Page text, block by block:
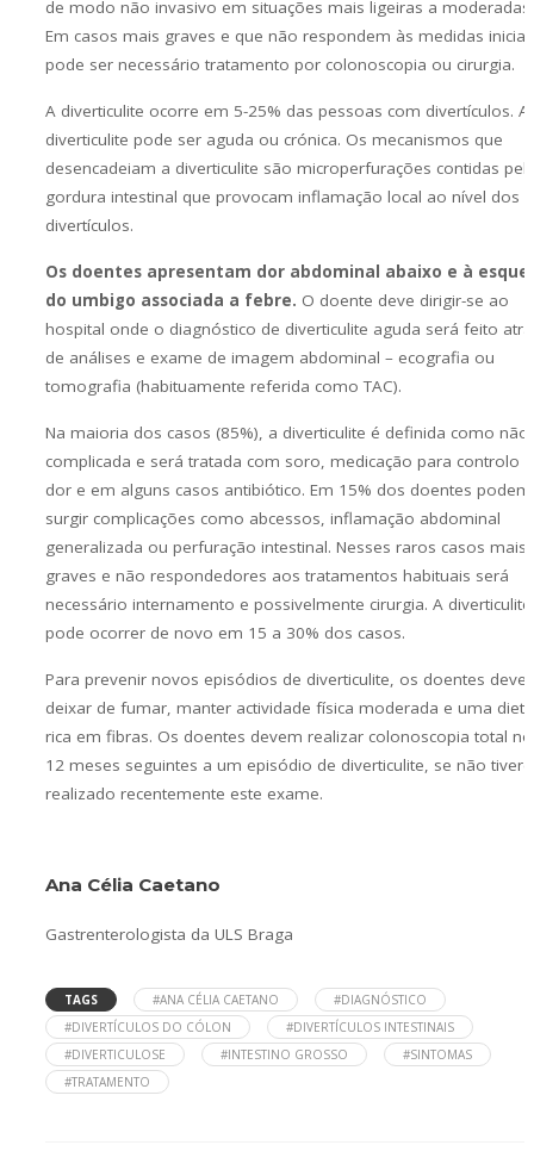
de modo não invasivo em situações mais ligeiras a moderadas.
Em casos mais graves e que não respondem às medidas
pode ser necessário tratamento por colonoscopia ou cirurgia.
A diverticulite ocorre em 5-25% das pessoas com divertículos. A
diverticulite pode ser aguda ou crónica. Os mecanismos que
desencadeiam a diverticulite são microperfurações contidas
gordura intestinal que provocam inflamação local ao nível dos
divertículos.
Os doentes apresentam dor abdominal abaixo e à
do umbigo associada a febre. O doente deve dirigir-se ao
hospital onde o diagnóstico de diverticulite aguda será feito
de análises e exame de imagem abdominal – ecografia ou
tomografia (habituamente referida como TAC).
Na maioria dos casos (85%), a diverticulite é definida como não
complicada e será tratada com soro, medicação para controlo
dor e em alguns casos antibiótico. Em 15% dos doentes podem
surgir complicações como abcessos, inflamação abdominal
generalizada ou perfuração intestinal. Nesses raros casos mais
graves e não respondedores aos tratamentos habituais será
necessário internamento e possivelmente cirurgia. A diverticulite
pode ocorrer de novo em 15 a 30% dos casos.
Para prevenir novos episódios de diverticulite, os doentes
deixar de fumar, manter actividade física moderada e uma dieta
rica em fibras. Os doentes devem realizar colonoscopia total
12 meses seguintes a um episódio de diverticulite, se não
realizado recentemente este exame.
Ana Célia Caetano
Gastrenterologista da ULS Braga
TAGS #ANA CÉLIA CAETANO
#DIAGNÓSTICO
#DIVERTÍCULOS DO CÓLON
#DIVERTÍCULOS INTESTINAIS
#DIVERTICULOSE
#INTESTINO GROSSO
#SINTOMAS
#TRATAMENTO